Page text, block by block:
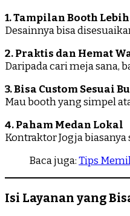
1. Tampilan Booth
Desainnya bisa
2. Praktis dan Hemat
Daripada cari meja sana,
3. Bisa Custom Sesuai
Mau booth yang simpel
4. Paham Medan Lokal
Kontraktor Jogja
Baca juga:Tips
Isi Layanan yang